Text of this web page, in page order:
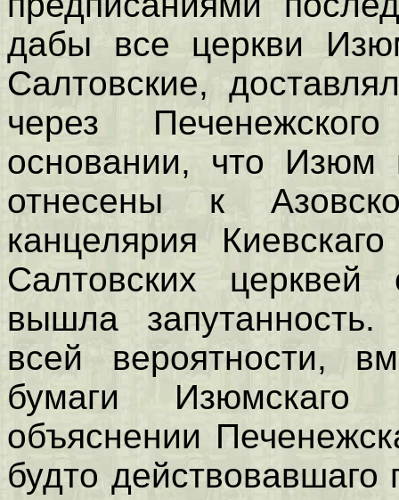
дабы все церкви
Салтовские,
через
основании, что
отнесены к
канцелярия
Салтовских
вышла
всей вероятности,
бумаги
объяснении
будто